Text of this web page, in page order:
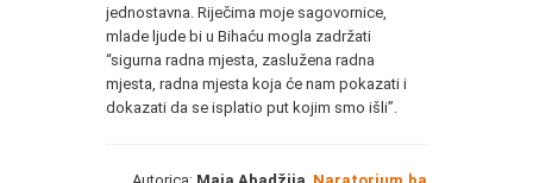
jednostavna. Riječima moje sagovornice,
mlade ljude bi u Bihaću mogla zadržati
“sigurna radna mjesta, zaslužena radna
mjesta, radna mjesta koja će nam pokazati i
dokazati da se isplatio put kojim smo išli”.